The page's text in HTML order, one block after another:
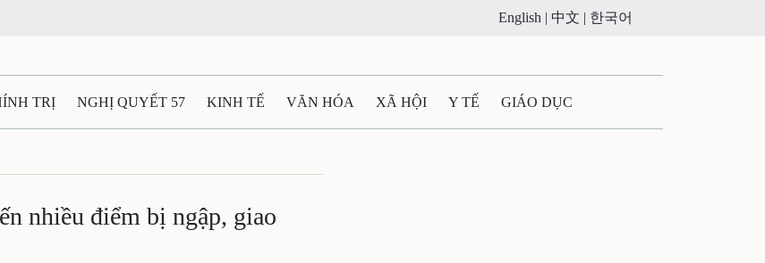
English | 中文 | 한국어
TRỊ NGHỊ QUYẾT 57 KINH TẾ VĂN HÓA XÃ HỘI Y TẾ GIÁO DỤC
- MÔI TRƯỜNG THỂ THAO THÔNG TIN - QUẢNG CÁO
nhiều điểm bị